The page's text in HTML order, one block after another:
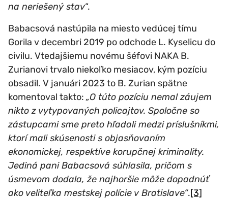
na neriešený stav“.
Babacsová nastúpila na miesto vedúcej tímu
Gorila v decembri 2019 po odchode L. Kyselicu do
civilu. Vtedajšiemu novému šéfovi NAKA B.
Zurianovi trvalo niekoľko mesiacov, kým pozíciu
obsadil. V januári 2023 to B. Zurian spätne
komentoval takto: „O túto pozíciu nemal záujem
nikto z vytypovaných policajtov. Spoločne so
zástupcami sme preto hľadali medzi príslušníkmi,
ktorí mali skúsenosti s objasňovaním
ekonomickej, respektíve korupčnej kriminality.
Jediná pani Babacsová súhlasila, pričom s
úsmevom dodala, že najhoršie môže dopadnúť
ako veliteľka mestskej polície v Bratislave“.[3]